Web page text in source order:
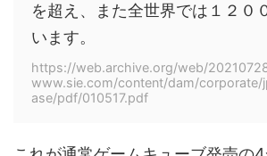
を超え、また全世界では１２０
います。
https://web.archive.org/web/
www.sie.com/content/dam/corporate/
ase/pdf/010517.pdf